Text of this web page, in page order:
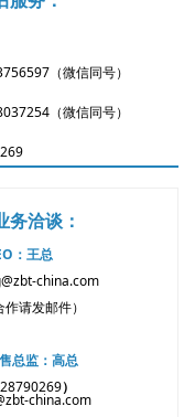
务洽谈：
：王总
china.com
作请发邮件）
总监：高总
）
china.com
（微信同号）
（微信同号）